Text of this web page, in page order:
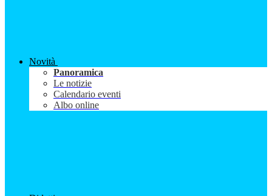
Novità
Panoramica
Le notizie
Calendario eventi
Albo online